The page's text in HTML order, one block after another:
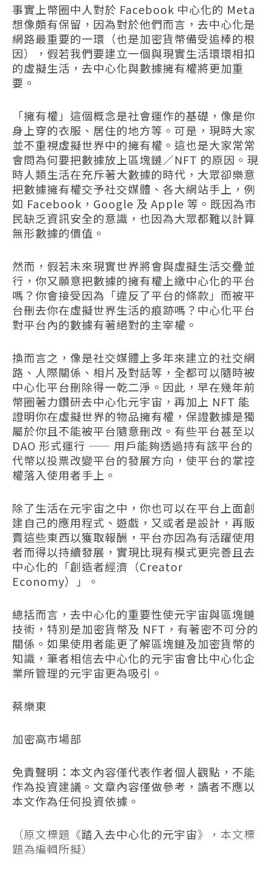
事實上幣圈中人對於 Facebook 中心化的 Meta
想像頗有保留，因為對於他們而言，去中心化是
網路最重要的一環（也是加密貨幣備受追棒的根
因），假若我們要建立一個與現實生活環環相扣
的虛擬生活，去中心化與數據擁有權將更加重
要。
「擁有權」這個概念是社會運作的基礎，像是你
身上穿的衣服、居住的地方等。可是，現時大家
並不重視虛擬世界中的擁有權。這也是大家常常
會問為何要把數據放上區塊鏈／NFT 的原因。現
時人類生活在充斥著大數據的時代，大眾卻樂意
把數據擁有權交予社交媒體、各大網站手上，例
如 Facebook，Google 及 Apple 等。既因為市
民缺乏資訊安全的意識，也因為大眾都難以計算
無形數據的價值。
然而，假若未來現實世界將會與虛擬生活交疊並
行，你又願意把數據的擁有權上繳中心化的平台
嗎？你會接受因為「違反了平台的條款」而被平
台刪去你在虛擬世界生活的痕跡嗎？中心化平台
對平台內的數據有著絕對的主宰權。
換而言之，像是社交媒體上多年來建立的社交網
路、人際關係、相片及對話等，全都可以隨時被
中心化平台刪除得一乾二淨。因此，早在幾年前
幣圈著力鑽研去中心化元宇宙，再加上 NFT 能
證明你在虛擬世界的物品擁有權，保證數據是獨
屬於你且不能被平台隨意刪改。有些平台甚至以
DAO 形式運行 —— 用戶能夠透過持有該平台的
代幣以投票改變平台的發展方向，使平台的掌控
權落入使用者手上。
除了生活在元宇宙之中，你也可以在平台上面創
建自己的應用程式、遊戲，又或者是設計，再販
賣這些東西以獲取報酬，平台亦因為有活躍使用
者而得以持續發展，實現比現有模式更完善且去
中心化的「創造者經濟（Creator
Economy）」。
總括而言，去中心化的重要性使元宇宙與區塊鏈
技術，特別是加密貨幣及 NFT，有著密不可分的
關係。如果使用者能更了解區塊鏈及加密貨幣的
知識，筆者相信去中心化的元宇宙會比中心化企
業所管理的元宇宙更為吸引。
蔡樂東
加密高市場部
免責聲明：本文內容僅代表作者個人觀點，不能
作為投資建議。文章內容僅做參考，讀者不應以
本文作為任何投資依據。
（原文標題《踏入去中心化的元宇宙》，本文標
題為編輯所擬）